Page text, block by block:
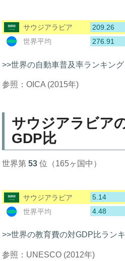
サウジアラビア
209.26
世界平均
276.91
>>世界の自動車普及率ランキン
参照：OICA (2015年)
サウジアラビア
GDP比
世界第53 位（165ヶ国中）
サウジアラビア
5.14
世界平均
4.48
>>世界の教育費の対GDP比ラン
参照：UNESCO (2012年)